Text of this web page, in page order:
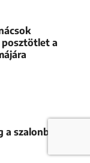
a
szalonban